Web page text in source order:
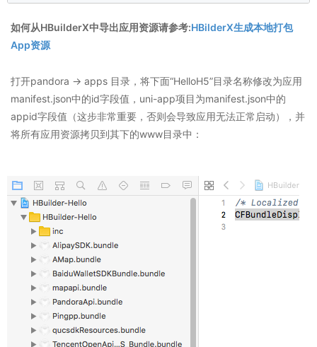
如何从HBuilderX中导出应用资源请参考:HBilderX生成本地打包
App资源
打开pandora -> apps 目录，将下面“HelloH5”目录名称修改为应用
manifest.json中的id字段值，uni-app项目为manifest.json中的
appid字段值（这步非常重要，否则会导致应用无法正常启动），并
将所有应用资源拷贝到其下的www目录中：